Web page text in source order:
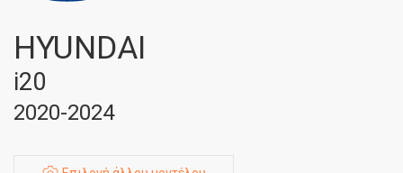
HYUNDAI
i20
2020-2024